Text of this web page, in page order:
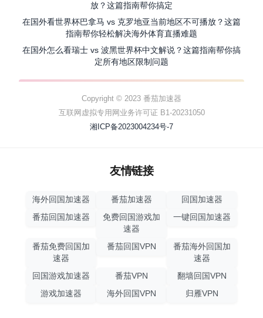
放？这篇指南帮你搞定
在国外看世界杯巴拿马 vs 克罗地亚当前地区不可播放？这篇
指南帮你轻松解决海外体育直播难题
在国外怎么看瑞士 vs 波黑世界杯中文解说？这篇指南帮你搞
定所有地区限制问题
Copyright © 2023 番茄加速器
互联网虚拟专用网业务许可证 B1-20231050
湘ICP备2023004234号-7
友情链接
海外回国加速器 番茄加速器
回国加速器
番茄回国加速器
免费回国游戏加
速器
一键回国加速器
番茄免费回国加
速器
番茄回国VPN
番茄海外回国加
速器
回国游戏加速器
番茄VPN
翻墙回国VPN
游戏加速器
海外回国VPN 归雁VPN